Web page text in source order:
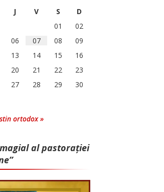
J V S
D
01
02
06 07 08
09
13 14 15
16
20 21 22
23
27 28 29
30
ortodox »
al pastorației